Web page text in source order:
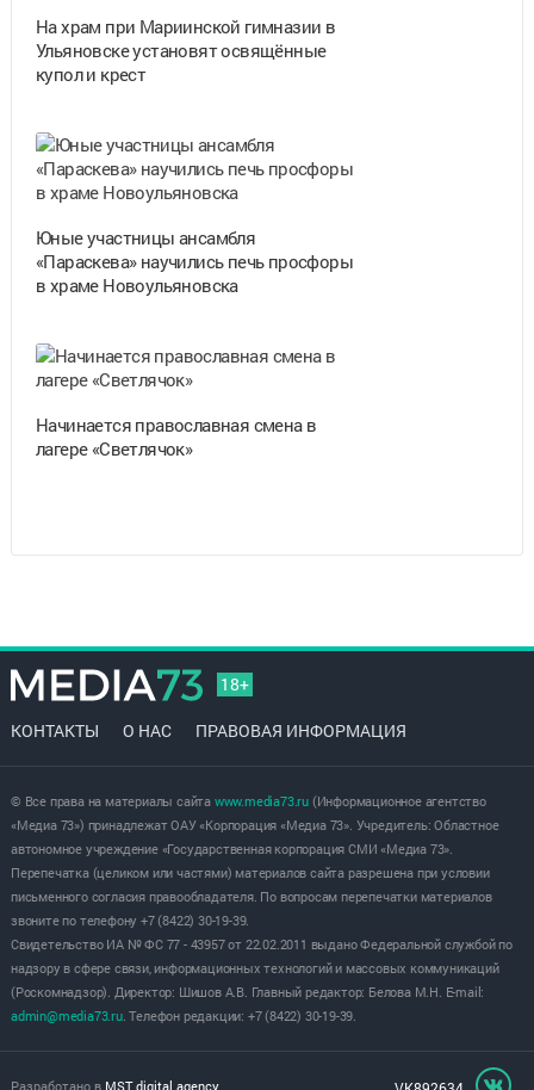
На храм при Мариинской гимназии в
Ульяновске установят освящённые
купол и крест
Юные участницы ансамбля
«Параскева» научились печь просфоры
в храме Новоульяновска
Начинается православная смена в
лагере «Светлячок»
18+
КОНТАКТЫ О НАС ПРАВОВАЯ ИНФОРМАЦИЯ
© Все права на материалы сайта www.media73.ru(Информационное агентство
«Медиа 73») принадлежат ОАУ «Корпорация «Медиа 73». Учредитель: Областное
автономное учреждение «Государственная корпорация СМИ «Медиа 73».
Перепечатка (целиком или частями) материалов сайта разрешена при условии
письменного согласия правообладателя. По вопросам перепечатки материалов
звоните по телефону +7 (8422) 30-19-39.
Свидетельство ИА № ФС 77 - 43957 от 22.02.2011 выдано Федеральной службой по
надзору в сфере связи, информационных технологий и массовых коммуникаций
(Роскомнадзор). Директор: Шишов А.В. Главный редактор: Белова М.Н. E-mail:
admin@media73.ru. Телефон редакции: +7 (8422) 30-19-39.
Разработано в MST digital agency